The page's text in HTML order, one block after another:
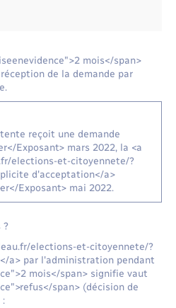
mois</span>
de la demande par
reçoit une demande
Exposant> mars 2022, la <a
elections-et-citoyennete/?
d'acceptation</a>
Exposant> mai 2022.
?
elections-et-citoyennete/?
a> par l'administration pendant
mois</span> signifie vaut
span> (décision de
: